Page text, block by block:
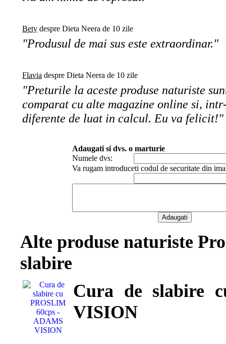
Bety despre Dieta Neera de 10 zile
"Produsul de mai sus este extraordinar."
Flavia despre Dieta Neera de 10 zile
"Preturile la aceste produse naturiste
comparat cu alte magazine online si,
diferente de luat in calcul. Eu va felicit!"
Adaugati si dvs. o marturie
Numele dvs:
Va rugam introduceti codul de securitate din
Alte produse naturiste
slabire
Cura de slabire
VISION